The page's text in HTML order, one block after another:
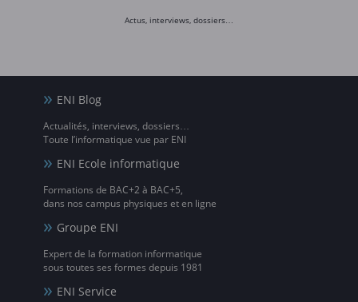
Actus, interviews, dossiers…
ENI Blog
Actualités, interviews, dossiers…
Toute l’informatique vue par ENI
ENI Ecole informatique
Formations de BAC+2 à BAC+5,
dans nos campus physiques et en ligne
Groupe ENI
Expert de la formation informatique
sous toutes ses formes depuis 1981
ENI Service